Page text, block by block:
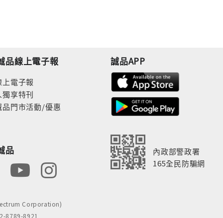
品線上電子報
電子報
享特刊
品門市活動/優惠
品
誠品APP
內政部警政署
165全民防騙網
Corporation)
8789-8921